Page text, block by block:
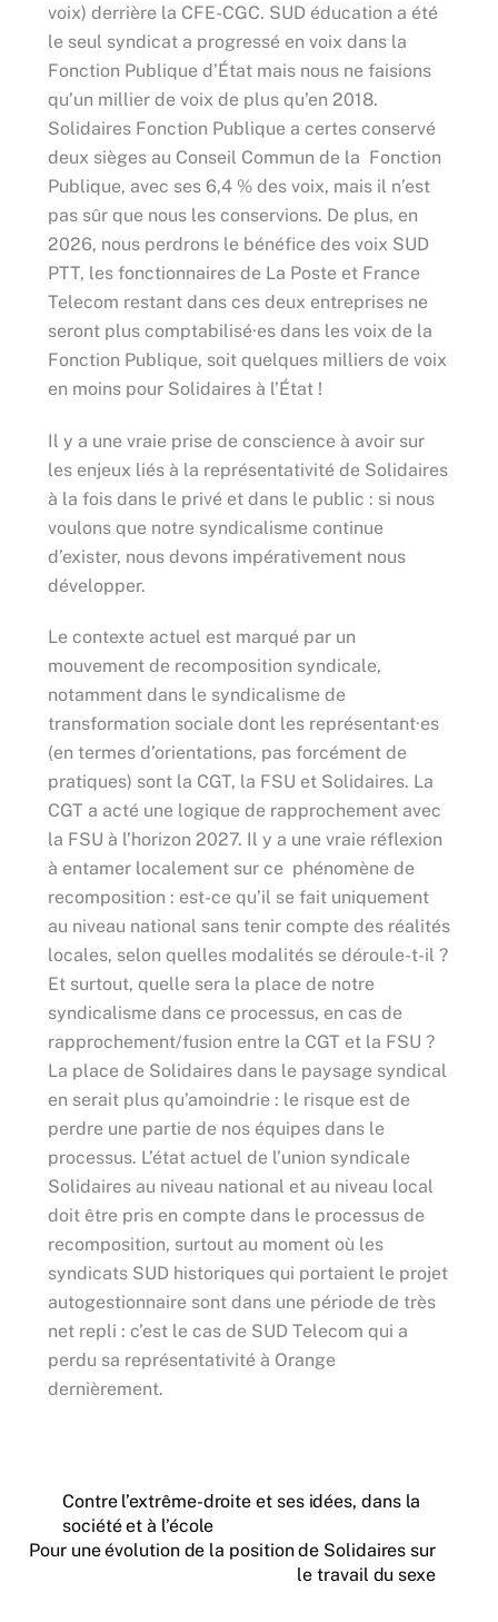
voix) derrière la CFE-CGC. SUD éducation a été
le seul syndicat a progressé en voix dans la
Fonction Publique d’État mais nous ne faisions
qu’un millier de voix de plus qu’en 2018.
Solidaires Fonction Publique a certes conservé
deux sièges au Conseil Commun de la Fonction
Publique, avec ses 6,4 % des voix, mais il n’est
pas sûr que nous les conservions. De plus, en
2026, nous perdrons le bénéfice des voix SUD
PTT, les fonctionnaires de La Poste et France
Telecom restant dans ces deux entreprises ne
seront plus comptabilisé·es dans les voix de la
Fonction Publique, soit quelques milliers de voix
en moins pour Solidaires à l’État !
Il y a une vraie prise de conscience à avoir sur
les enjeux liés à la représentativité de Solidaires
à la fois dans le privé et dans le public : si nous
voulons que notre syndicalisme continue
d’exister, nous devons impérativement nous
développer.
Le contexte actuel est marqué par un
mouvement de recomposition syndicale,
notamment dans le syndicalisme de
transformation sociale dont les représentant·es
(en termes d’orientations, pas forcément de
pratiques) sont la CGT, la FSU et Solidaires. La
CGT a acté une logique de rapprochement avec
la FSU à l’horizon 2027. Il y a une vraie réflexion
à entamer localement sur ce phénomène de
recomposition : est-ce qu’il se fait uniquement
au niveau national sans tenir compte des réalités
locales, selon quelles modalités se déroule-t-il ?
Et surtout, quelle sera la place de notre
syndicalisme dans ce processus, en cas de
rapprochement/fusion entre la CGT et la FSU ?
La place de Solidaires dans le paysage syndical
en serait plus qu’amoindrie : le risque est de
perdre une partie de nos équipes dans le
processus. L’état actuel de l’union syndicale
Solidaires au niveau national et au niveau local
doit être pris en compte dans le processus de
recomposition, surtout au moment où les
syndicats SUD historiques qui portaient le projet
autogestionnaire sont dans une période de très
net repli : c’est le cas de SUD Telecom qui a
perdu sa représentativité à Orange
dernièrement.
Contre l’extrême-droite et ses idées, dans la
société et à l’école
Pour une évolution de la position de Solidaires sur
le travail du sexe